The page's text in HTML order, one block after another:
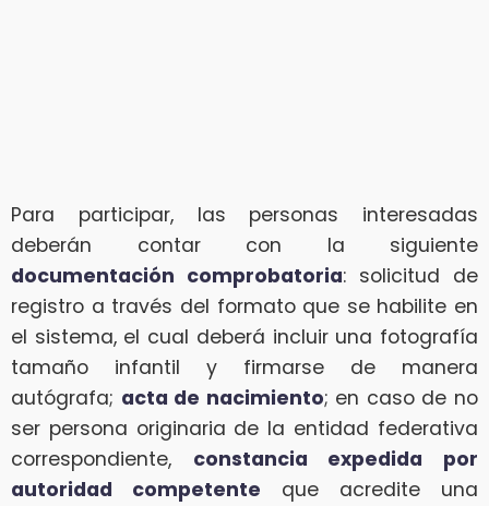
Para participar, las personas interesadas
deberán contar con la siguiente
documentación comprobatoria: solicitud de
registro a través del formato que se habilite en
el sistema, el cual deberá incluir una fotografía
tamaño infantil y firmarse de manera
autógrafa; acta de nacimiento; en caso de no
ser persona originaria de la entidad federativa
correspondiente, constancia expedida por
autoridad competente que acredite una